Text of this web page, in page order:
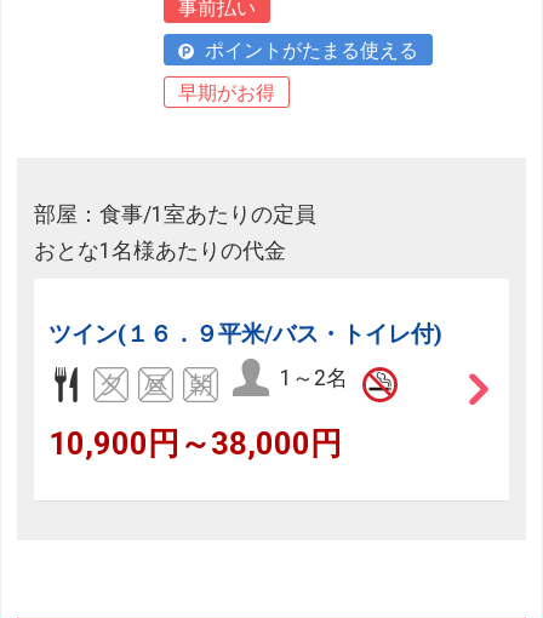
事前払い
ポイントがたまる使える
早期がお得
部屋：食事/1室あたりの定員
おとな1名様あたりの代金
ツイン(１６．９平米/バス・トイレ付)
1～2名
10,900円～38,000円